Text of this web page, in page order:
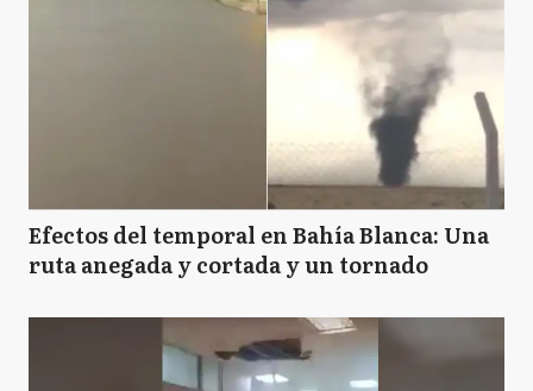
Efectos del temporal en Bahía Blanca: Una
ruta anegada y cortada y un tornado